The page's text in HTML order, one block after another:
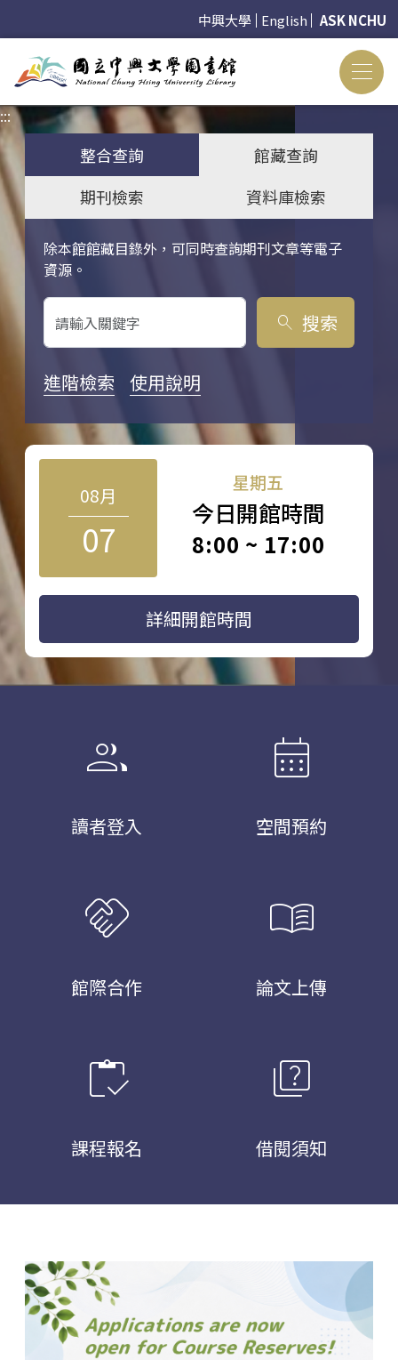
中興大學 English ASK NCHU
:::
整合查詢
館藏查詢
期刊檢索
資料庫檢索
除本館館藏目錄外，可同時查詢期刊文章等電子
資源。
關鍵字搜尋
search 搜索
進階檢索 使用說明
08月
07
星期五
今日開館時間
8:00 ~ 17:00
詳細開館時間
group
讀者登入
calendar_month
空間預約
handshake
館際合作
menu_book
論文上傳
inventory
課程報名
quiz
借閱須知